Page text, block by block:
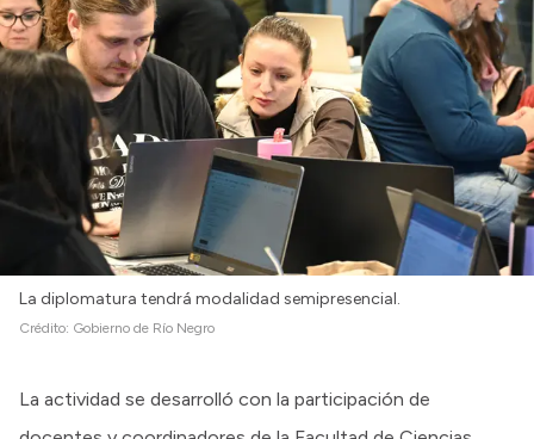
La diplomatura tendrá modalidad semipresencial.
Crédito: Gobierno de Río Negro
La actividad se desarrolló con la participación de